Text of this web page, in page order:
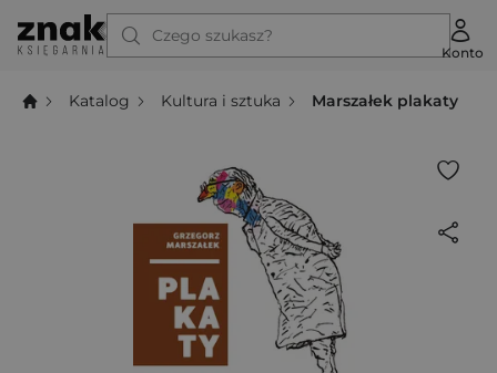
Czego szukasz?
Konto
Katalog Kultura i sztuka Marszałek plakaty